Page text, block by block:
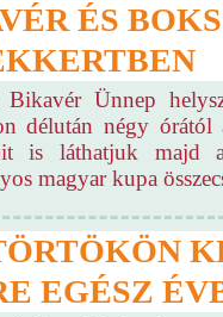
ÉS
Ünnep
délután négy
is láthatjuk majd
magyar kupa
EGÉSZ